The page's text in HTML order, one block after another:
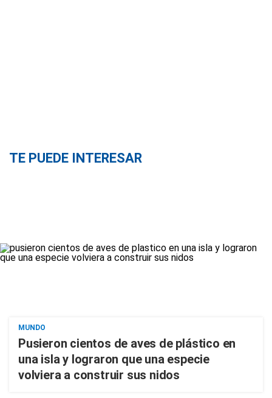
TE PUEDE INTERESAR
MUNDO
Pusieron cientos de aves de plástico en
una isla y lograron que una especie
volviera a construir sus nidos